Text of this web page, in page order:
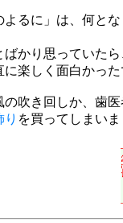
よるに」は、何と
ばかり思っていた
に楽しく面白かっ
の吹き回しか、歯
り を買ってしまい